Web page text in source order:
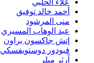
أحمد خالد توفيق
منى المرشود
عبد الوهاب المسيري
إتش جاكسون براون
فيودور دوستويفسكي
آرثر ميلر